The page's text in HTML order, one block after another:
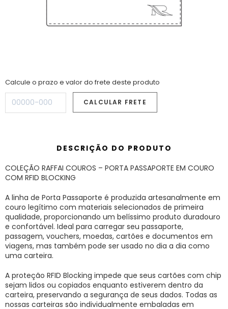
Calcule o prazo e valor do frete deste produto
DESCRIÇÃO DO PRODUTO
COLEÇÃO RAFFAI COUROS – PORTA PASSAPORTE EM COURO
COM RFID BLOCKING
A linha de Porta Passaporte é produzida artesanalmente em
couro legítimo com materiais selecionados de primeira
qualidade, proporcionando um belíssimo produto duradouro
e confortável. Ideal para carregar seu passaporte,
passagem, vouchers, moedas, cartões e documentos em
viagens, mas também pode ser usado no dia a dia como
uma carteira.
A proteção RFID Blocking impede que seus cartões com chip
sejam lidos ou copiados enquanto estiverem dentro da
carteira, preservando a segurança de seus dados. Todas as
nossas carteiras são individualmente embaladas em